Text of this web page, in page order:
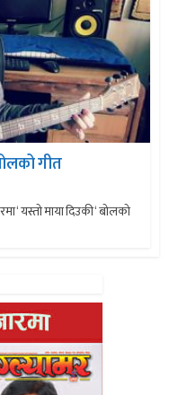
गीत
‘ यस्तो माया दिउकी ‘ बोलको